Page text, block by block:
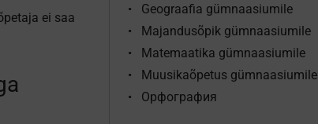
ei saa
Geograafia gümnaasiumile
Majandusõpik gümnaasiumile
Matemaatika gümnaasiumile
Muusikaõpetus gümnaasiumile
Орфография